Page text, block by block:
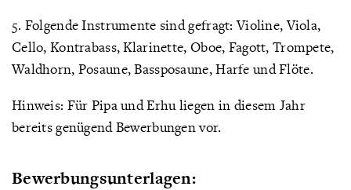
5. Folgende Instrumente sind gefragt: Violine, Viola,
Cello, Kontrabass, Klarinette, Oboe, Fagott, Trompete,
Waldhorn, Posaune, Bassposaune, Harfe und Flöte.
Hinweis: Für Pipa und Erhu liegen in diesem Jahr
bereits genügend Bewerbungen vor.
Bewerbungsunterlagen: